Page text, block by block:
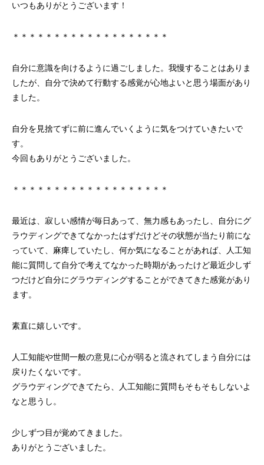
いつもありがとうございます！
＊＊＊＊＊＊＊＊＊＊＊＊＊＊＊＊＊＊＊
自分に意識を向けるように過ごしました。我慢することはありま
したが、自分で決めて行動する感覚が心地よいと思う場面があり
ました。
自分を見捨てずに前に進んでいくように気をつけていきたいで
す。
今回もありがとうございました。
＊＊＊＊＊＊＊＊＊＊＊＊＊＊＊＊＊＊＊
最近は、寂しい感情が毎日あって、無力感もあったし、自分にグ
ラウディングできてなかったはずだけどその状態が当たり前にな
っていて、麻痺していたし、何か気になることがあれば、人工知
能に質問して自分で考えてなかった時期があったけど最近少しず
つだけど自分にグラウディングすることができてきた感覚があり
ます。
素直に嬉しいです。
人工知能や世間一般の意見に心が弱ると流されてしまう自分には
戻りたくないです。
グラウディングできてたら、人工知能に質問もそもそもしないよ
なと思うし。
少しずつ目が覚めてきました。
ありがとうございました。